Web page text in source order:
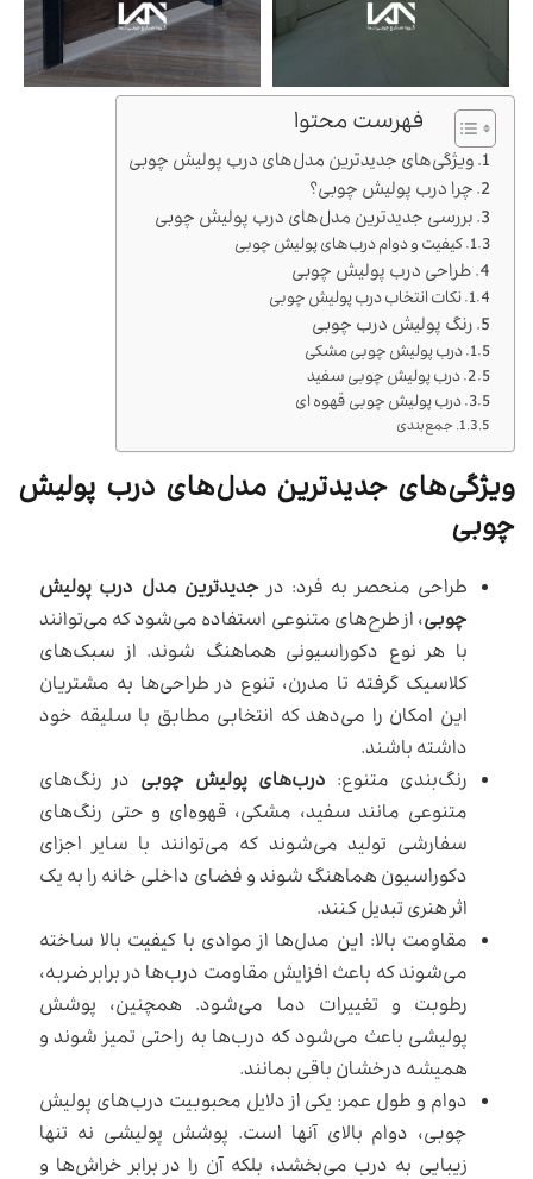
فهرست محتوا
ویژگی‌های جدیدترین مدل‌های درب پولیش چوبی
چرا درب پولیش چوبی؟
بررسی جدیدترین مدل‌های درب پولیش چوبی
کیفیت و دوام درب‌های پولیش چوبی
طراحی درب پولیش چوبی
نکات انتخاب درب پولیش چوبی
رنگ پولیش درب چوبی
درب پولیش چوبی مشکی
درب پولیش چوبی سفید
درب پولیش چوبی قهوه ای
جمع‌بندی
ویژگی‌های جدیدترین مدل‌های درب پولیش
چوبی
طراحی منحصر به فرد: درجدیدترین مدل درب پولیش
چوبی، از طرح‌های متنوعی استفاده می‌شود که می‌توانند
با هر نوع دکوراسیونی هماهنگ شوند. از سبک‌های
کلاسیک گرفته تا مدرن، تنوع در طراحی‌ها به مشتریان
این امکان را می‌دهد که انتخابی مطابق با سلیقه خود
داشته باشند.
رنگ‌بندی متنوع: درب‌های پولیش چوبی در رنگ‌های
متنوعی مانند سفید، مشکی، قهوه‌ای و حتی رنگ‌های
سفارشی تولید می‌شوند که می‌توانند با سایر اجزای
دکوراسیون هماهنگ شوند و فضای داخلی خانه را به یک
اثر هنری تبدیل کنند.
مقاومت بالا: این مدل‌ها از موادی با کیفیت بالا ساخته
می‌شوند که باعث افزایش مقاومت درب‌ها در برابر ضربه،
رطوبت و تغییرات دما می‌شود. همچنین، پوشش
پولیشی باعث می‌شود که درب‌ها به راحتی تمیز شوند و
همیشه درخشان باقی بمانند.
دوام و طول عمر: یکی از دلایل محبوبیت درب‌های پولیش
چوبی، دوام بالای آنها است. پوشش پولیشی نه تنها
زیبایی به درب می‌بخشد، بلکه آن را در برابر خراش‌ها و